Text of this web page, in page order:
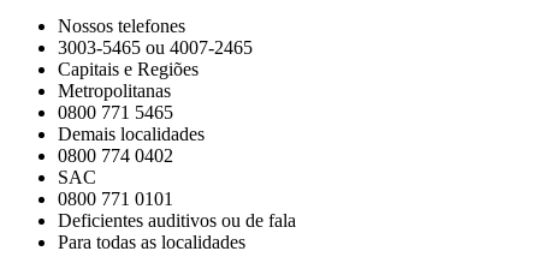
Nossos telefones
3003-5465 ou 4007-2465
Capitais e Regiões
Metropolitanas
0800 771 5465
Demais localidades
0800 774 0402
SAC
0800 771 0101
Deficientes auditivos ou de fala
Para todas as localidades